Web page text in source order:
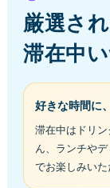
厳選さ
滞在中
好きな時間に
滞在中はドリ
ん、ランチや
でお楽しみいた